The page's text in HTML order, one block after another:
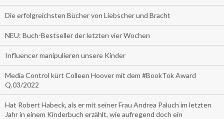
Die erfolgreichsten Bücher von Liebscher und Bracht
NEU: Buch-Bestseller der letzten vier Wochen
Influencer manipulieren unsere Kinder
Media Control kürt Colleen Hoover mit dem #BookTok Award
Q.03/2022
Hat Robert Habeck, als er mit seiner Frau Andrea Paluch im letzten
Jahr in einem Kinderbuch erzählt, wie aufregend doch ein